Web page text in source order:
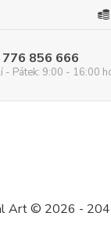
856 666
- Pátek: 9:00 - 16:00
Art © 2026 -